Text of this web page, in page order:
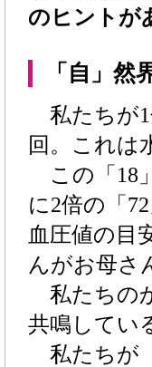
のヒントが
「自」
私たちが1
回。これは
この「18
に2倍の「
血圧値の目
んがお母さ
私たちの
共鳴してい
私たちが